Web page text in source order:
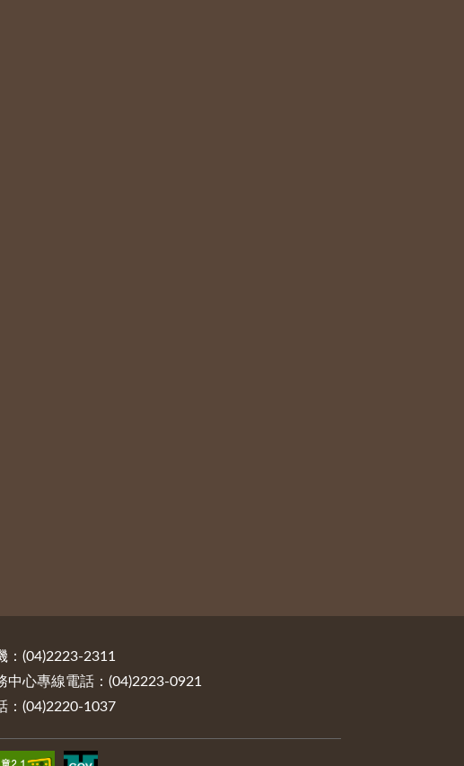
：(04)2223-2311
中心專線電話：(04)2223-0921
：(04)2220-1037